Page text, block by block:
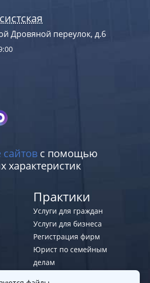
Дровяной переулок, д.6
с помощью
характеристик
Практики
Услуги для граждан
Услуги для бизнеса
Регистрация фирм
Юрист по семейным
делам